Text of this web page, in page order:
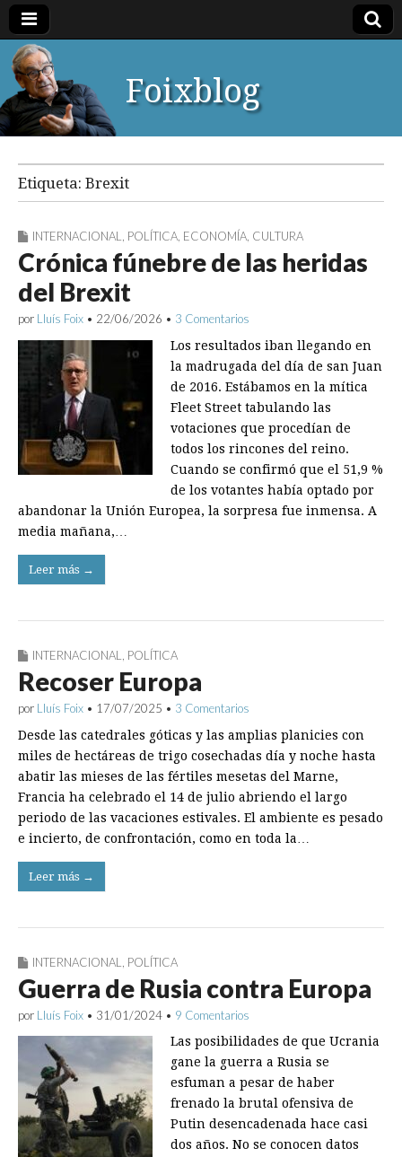
Foixblog
Etiqueta: Brexit
INTERNACIONAL POLÍTICA ECONOMÍA CULTURA
Crónica fúnebre de las heridas
del Brexit
por Lluís Foix • 22/06/2026 • 3 Comentarios
Los resultados iban llegando en
la madrugada del día de san Juan
de 2016. Estábamos en la mítica
Fleet Street tabulando las
votaciones que procedían de
todos los rincones del reino.
Cuando se confirmó que el 51,9 %
de los votantes había optado por
abandonar la Unión Europea, la sorpresa fue inmensa. A
media mañana,…
Leer más →
INTERNACIONAL POLÍTICA
Recoser Europa
por Lluís Foix • 17/07/2025 • 3 Comentarios
Desde las catedrales góticas y las amplias planicies con
miles de hectáreas de trigo cosechadas día y noche hasta
abatir las mieses de las fértiles mesetas del Marne,
Francia ha celebrado el 14 de julio abriendo el largo
periodo de las vacaciones estivales. El ambiente es pesado
e incierto, de confrontación, como en toda la…
Leer más →
INTERNACIONAL POLÍTICA
Guerra de Rusia contra Europa
por Lluís Foix • 31/01/2024 • 9 Comentarios
Las posibilidades de que Ucrania
gane la guerra a Rusia se
esfuman a pesar de haber
frenado la brutal ofensiva de
Putin desencadenada hace casi
dos años. No se conocen datos